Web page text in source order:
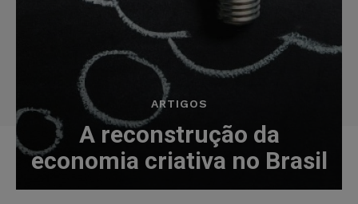
ARTIGOS
A reconstrução da
economia criativa no Brasil